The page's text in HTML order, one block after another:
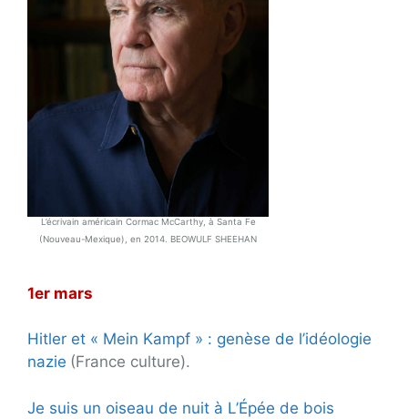
L’écrivain américain Cormac McCarthy, à Santa Fe
(Nouveau-Mexique), en 2014. BEOWULF SHEEHAN
1er mars
Hitler et « Mein Kampf » : genèse de l’idéologie
nazie (France culture).
Je suis un oiseau de nuit à L’Épée de bois